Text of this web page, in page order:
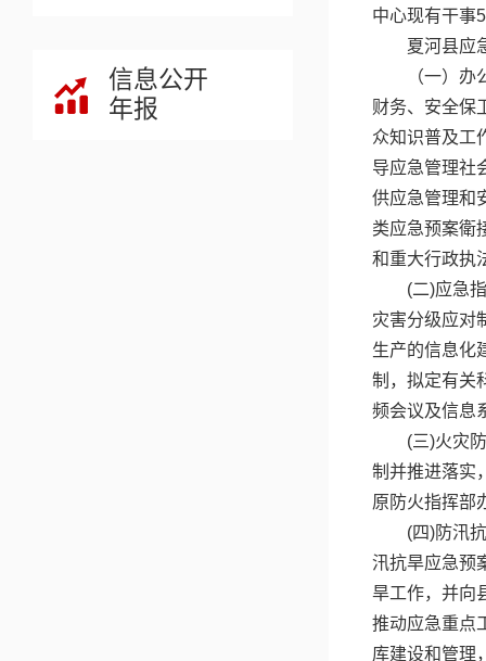
信息公开
年报
中心现有干事
夏河县应
（一）
财务、安全保
众知识普及工
导应急管理社
供应急管理和
类应急预案衛
和重大行政执
(二)应急
灾害分级应对
生产的信息化
制，拟定有关
频会议及信息
(三)火灾
制并推进落实
原防火指挥部
(四)防汛
汛抗旱应急预
旱工作，并向
推动应急重点
库建设和管理